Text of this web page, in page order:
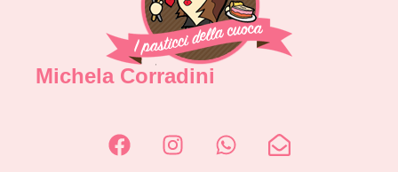
Michela Corradini